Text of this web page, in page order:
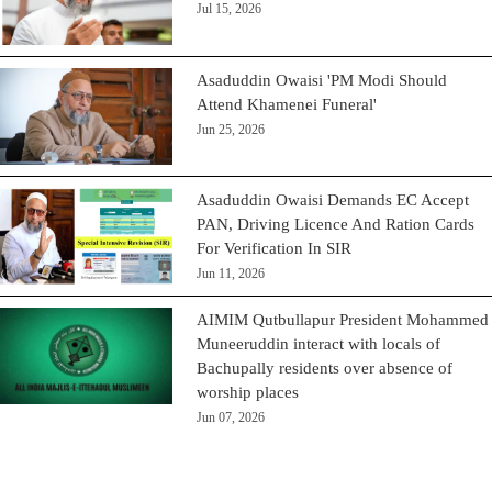
Jul 15, 2026
Asaduddin Owaisi 'PM Modi Should
Attend Khamenei Funeral'
Jun 25, 2026
Asaduddin Owaisi Demands EC Accept
PAN, Driving Licence And Ration Cards
For Verification In SIR
Jun 11, 2026
AIMIM Qutbullapur President Mohammed
Muneeruddin interact with locals of
Bachupally residents over absence of
worship places
Jun 07, 2026